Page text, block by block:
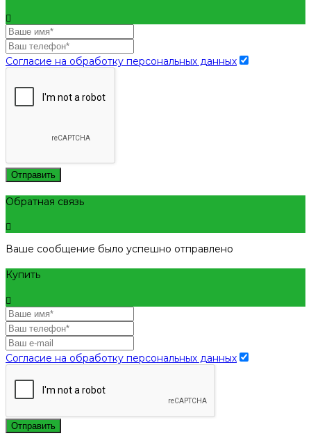
Согласие на обработку персональных данных
Отправить
Обратная связь
Ваше сообщение было успешно отправлено
Купить
Согласие на обработку персональных данных
Отправить